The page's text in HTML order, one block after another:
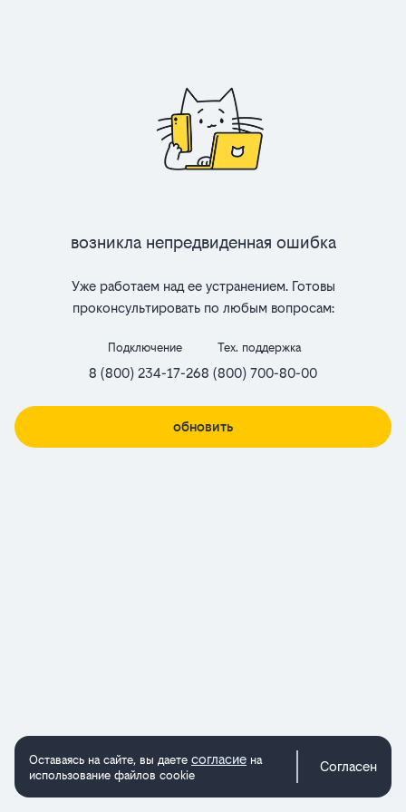
Возникла непредвиденная ошибка
Уже работаем над ее устранением. Готовы
проконсультировать по любым вопросам:
Подключение
8 (800) 234-17-26
Тех. поддержка
8 (800) 700-80-00
обновить
Оставаясь на сайте, вы даете согласие на
использование файлов cookie
Согласен